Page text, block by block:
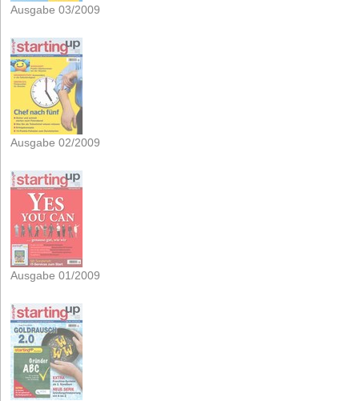
Ausgabe 03/2009
Ausgabe 02/2009
Ausgabe 01/2009